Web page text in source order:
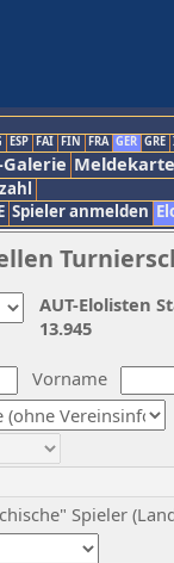
ESP FAI FIN FRA GER GRE
Galerie
Spieler anmelden
Vorname
Spieler
AUT-Elolisten
13.945